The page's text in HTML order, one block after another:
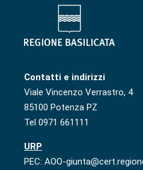
Contatti e indirizzi
Viale Vincenzo Verrastro, 4
85100 Potenza PZ
Tel 0971 661111
URP
PEC: AOO-